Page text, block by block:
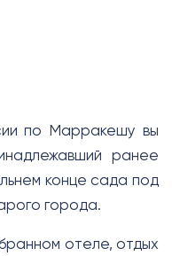
по Марракешу вы
ранее
конце сада под
города.
отеле, отдых